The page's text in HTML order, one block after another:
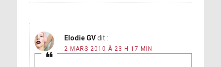
Elodie GV dit :
2 MARS 2010 À 23 H 17 MIN